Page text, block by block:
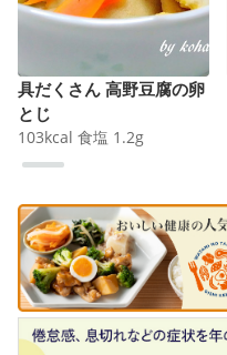
具だくさん 高野豆腐の卵
とじ
103kcal 食塩 1.2g